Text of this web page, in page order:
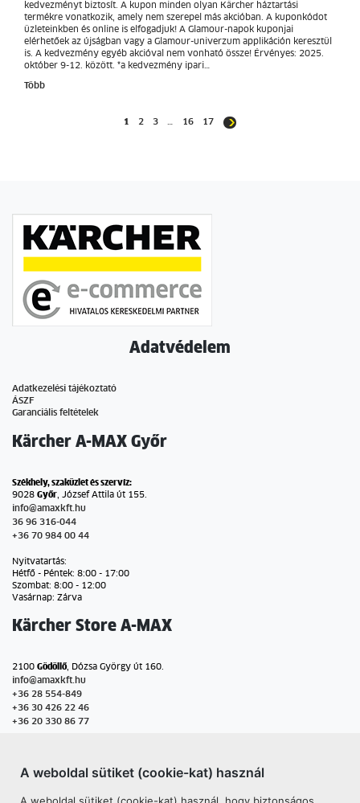
kedvezményt biztosít. A kupon minden olyan Kärcher háztartási
termékre vonatkozik, amely nem szerepel más akcióban. A kuponkódot
üzleteinkben és online is elfogadjuk! A Glamour-napok kuponjai
elérhetőek az újságban vagy a Glamour-univerzum applikáción keresztül
is. A kedvezmény egyéb akcióval nem vonható össze! Érvényes: 2025.
október 9-12. között. *a kedvezmény ipari…
Több
1 2 3 16 17
Adatvédelem
Adatkezelési tájékoztató
ÁSZF
Garanciális feltételek
Kärcher A-MAX Győr
Székhely, szaküzlet és szervíz:
9028 Győr , József Attila út 155.
info@amaxkft.hu
36 96 316-044
+36 70 984 00 44
Nyitvatartás:
Hétfő - Péntek: 8:00 - 17:00
Szombat: 8:00 - 12:00
Vasárnap: Zárva
Kärcher Store A-MAX
2100 Gödöllő, Dózsa György út 160.
info@amaxkft.hu
+36 28 554-849
+36 30 426 22 46
+36 20 330 86 77
Szombat: 8:00 - 13:00
A weboldal sütiket (cookie-kat) használ